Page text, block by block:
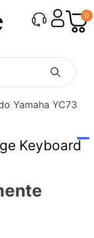
0
Yamaha YC73
Keyboard